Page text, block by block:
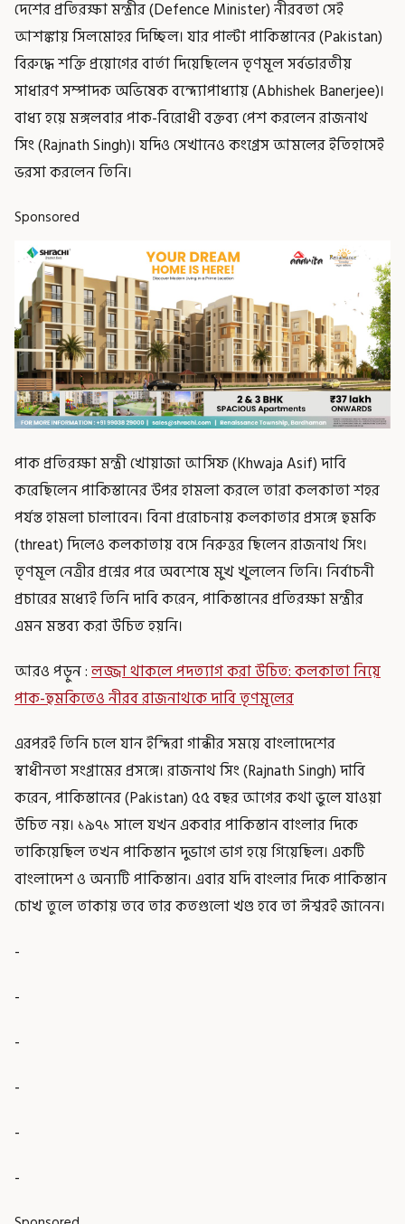
দেশের প্রতিরক্ষা মন্ত্রীর (Defence Minister) নীরবতা সেই
আশঙ্কায় সিলমোহর দিচ্ছিল। যার পাল্টা পাকিস্তানের (Pakistan)
বিরুদ্ধে শক্তি প্রয়োগের বার্তা দিয়েছিলেন তৃণমূল সর্বভারতীয়
সাধারণ সম্পাদক অভিষেক বন্দ্যোপাধ্যায় (Abhishek Banerjee)।
বাধ্য হয়ে মঙ্গলবার পাক-বিরোধী বক্তব্য পেশ করলেন রাজনাথ
সিং (Rajnath Singh)। যদিও সেখানেও কংগ্রেস আমলের ইতিহাসেই
ভরসা করলেন তিনি।
Sponsored
পাক প্রতিরক্ষা মন্ত্রী খোয়াজা আসিফ (Khwaja Asif) দাবি
করেছিলেন পাকিস্তানের উপর হামলা করলে তারা কলকাতা শহর
পর্যন্ত হামলা চালাবেন। বিনা প্ররোচনায় কলকাতার প্রসঙ্গে হুমকি
(threat) দিলেও কলকাতায় বসে নিরুত্তর ছিলেন রাজনাথ সিং।
তৃণমূল নেত্রীর প্রশ্নের পরে অবশেষে মুখ খুললেন তিনি। নির্বাচনী
প্রচারের মধ্যেই তিনি দাবি করেন, পাকিস্তানের প্রতিরক্ষা মন্ত্রীর
এমন মন্তব্য করা উচিত হয়নি।
আরও পড়ুন :লজ্জা থাকলে পদত্যাগ করা উচিত: কলকাতা নিয়ে
পাক-হুমকিতেও নীরব রাজনাথকে দাবি তৃণমূলের
এরপরই তিনি চলে যান ইন্দিরা গান্ধীর সময়ে বাংলাদেশের
স্বাধীনতা সংগ্রামের প্রসঙ্গে। রাজনাথ সিং (Rajnath Singh) দাবি
করেন, পাকিস্তানের (Pakistan) ৫৫ বছর আগের কথা ভুলে যাওয়া
উচিত নয়। ১৯৭১ সালে যখন একবার পাকিস্তান বাংলার দিকে
তাকিয়েছিল তখন পাকিস্তান দুভাগে ভাগ হয়ে গিয়েছিল। একটি
বাংলাদেশ ও অন্যটি পাকিস্তান। এবার যদি বাংলার দিকে পাকিস্তান
চোখ তুলে তাকায় তবে তার কতগুলো খণ্ড হবে তা ঈশ্বরই জানেন।
-
-
-
-
-
-